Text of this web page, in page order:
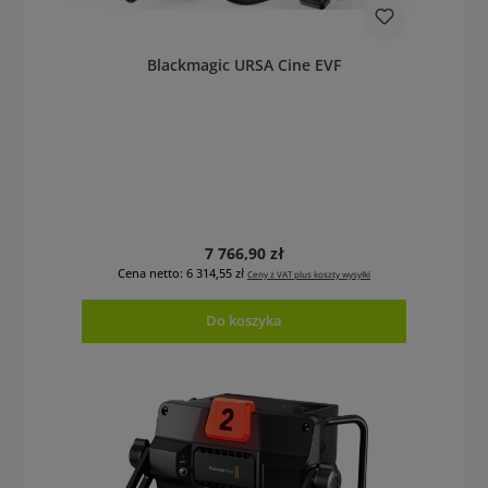
Blackmagic URSA Cine EVF
Cena regularna:
7 766,90 zł
Cena netto: 6 314,55 zł Ceny z VAT plus koszty wysyłki
Do koszyka